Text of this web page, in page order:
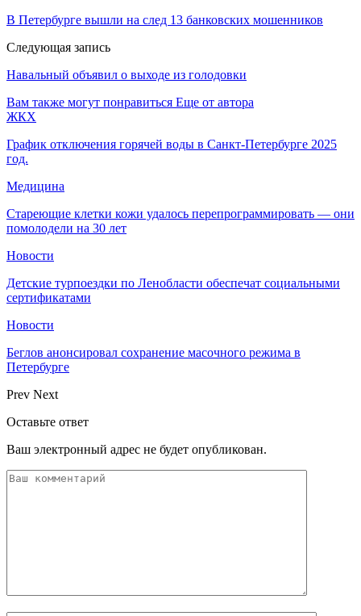
В Петербурге вышли на след 13 банковских мошенников
Следующая запись
Навальный объявил о выходе из голодовки
Вам также могут понравиться Еще от автора
ЖКХ
График отключения горячей воды в Санкт-Петербурге 2025
год.
Медицина
Стареющие клетки кожи удалось перепрограммировать — они
помолодели на 30 лет
Новости
Детские турпоездки по Ленобласти обеспечат социальными
сертификатами
Новости
Беглов анонсировал сохранение масочного режима в
Петербурге
Prev Next
Оставьте ответ
Ваш электронный адрес не будет опубликован.